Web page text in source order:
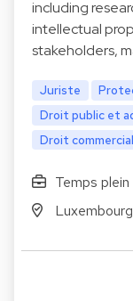
including
intellectual
stakeholders,
Juriste
Droit public et
Droit
Temps plein